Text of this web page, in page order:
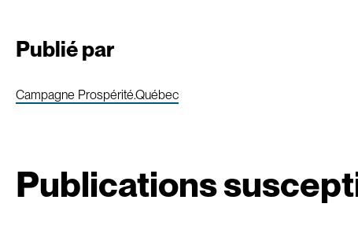
Publié par
Campagne Prospérité.Québec
Publications